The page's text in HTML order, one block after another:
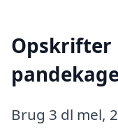
Opskrifter
Brug 3 dl mel,